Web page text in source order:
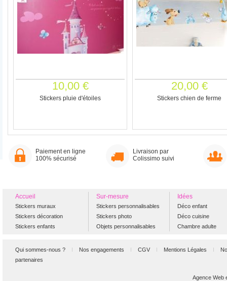
10,00 €
Stickers pluie d'étoiles
20,00 €
Stickers chien de ferme
Paiement en ligne
100% sécurisé
Livraison par
Colissimo suivi
Accueil
Stickers muraux
Stickers décoration
Stickers enfants
Sur-mesure
Stickers personnalisables
Stickers photo
Objets personnalisables
Idées
Déco enfant
Déco cuisine
Chambre adulte
Qui sommes-nous ? Nos engagements CGV Mentions Légales
partenaires
Agence Web